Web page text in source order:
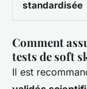
standardisée
Comment
tests de soft
Il est